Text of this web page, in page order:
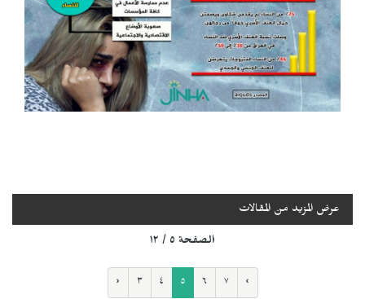
عرض المزيد من المقالات
الصفحة ٥ / ١٢
‹ ٣ ٤ ٥ ٦ ٧ ›